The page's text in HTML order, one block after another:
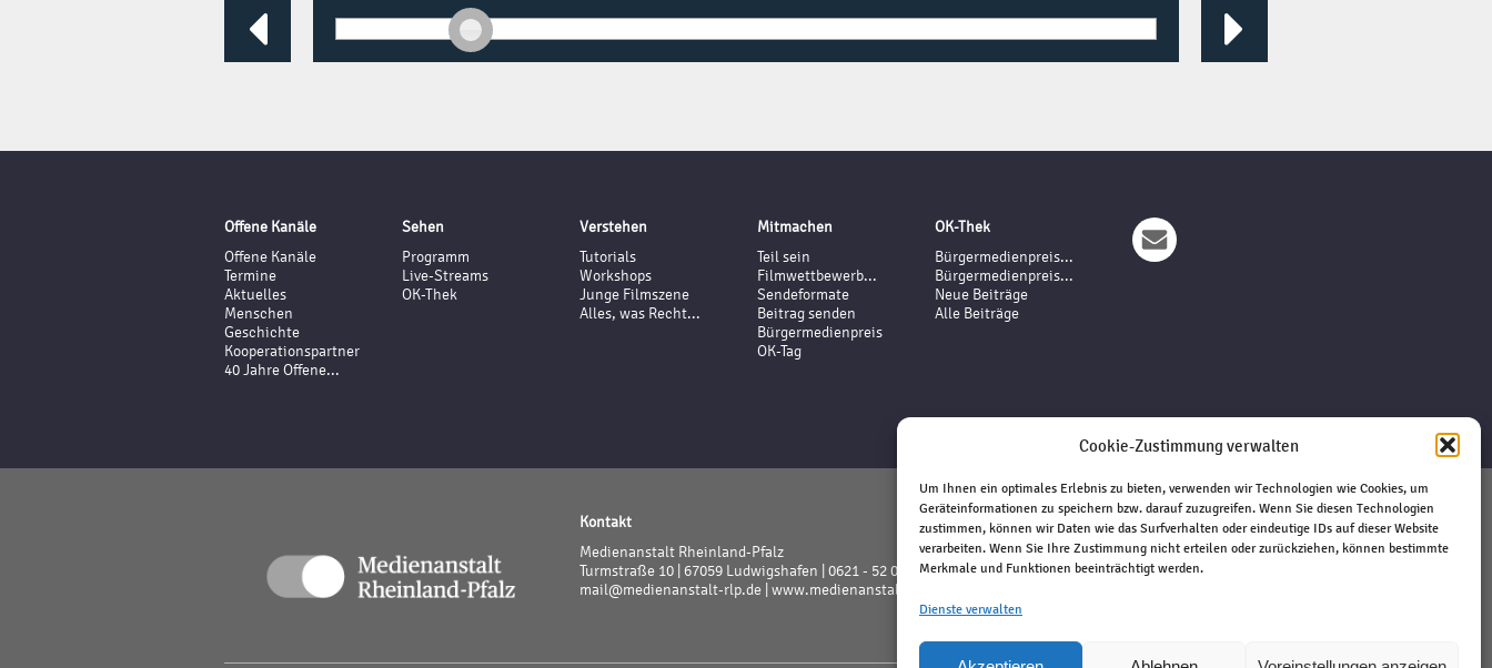
Cookie-Zustimmung verwalten
Um Ihnen ein optimales Erlebnis zu bieten, verwenden wir Technologien wie Cookies, um
Geräteinformationen zu speichern bzw. darauf zuzugreifen. Wenn Sie diesen Technologien
zustimmen, können wir Daten wie das Surfverhalten oder eindeutige IDs auf dieser Website
verarbeiten. Wenn Sie Ihre Zustimmung nicht erteilen oder zurückziehen, können bestimmte
Merkmale und Funktionen beeinträchtigt werden.
Dienste verwalten
 
Offene Kanäle
Offene Kanäle
Termine
Aktuelles
Menschen
Geschichte
Kooperationspartner
40 Jahre Offene...
Sehen
Programm
Live-Streams
OK-Thek
Verstehen
Tutorials
Workshops
Junge Filmszene
Alles, was Recht...
Mitmachen
Teil sein
Filmwettbewerb...
Sendeformate
Beitrag senden
Bürgermedienpreis
OK-Tag
OK-Thek
Bürgermedienpreis...
Bürgermedienpreis...
Neue Beiträge
Alle Beiträge
Kontakt
Medienanstalt Rheinland-Pfalz
Turmstraße 10 | 67059 Ludwigshafen | 0621 - 52 02 - 0
mail@medienanstalt-rlp.de | www.medienanstalt-rlp.de
Impressum
Haftungsausschluss
Datenschutz